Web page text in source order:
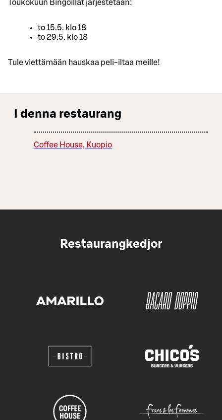
Toukokuun Bingoillat järjestetään:
to 15.5. klo 18
to 29.5. klo 18
Tule viettämään hauskaa peli-iltaa meille!
I denna restaurang
Coffee House, Kuopio
Restaurangkedjor